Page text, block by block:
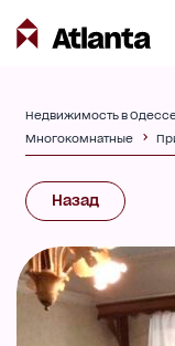
Недвижимость в
Многокомнатные
Назад